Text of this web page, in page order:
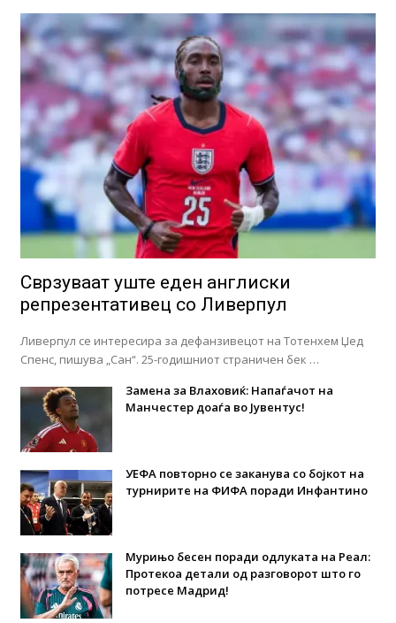
Сврзуваат уште еден англиски
репрезентативец со Ливерпул
Ливерпул се интересира за дефанзивецот на Тотенхем Џед
Спенс, пишува „Сан“. 25-годишниот страничен бек …
Замена за Влаховиќ: Напаѓачот на
Манчестер доаѓа во Јувентус!
УЕФА повторно се заканува со бојкот на
турнирите на ФИФА поради Инфантино
Мурињо бесен поради одлуката на Реал:
Протекоа детали од разговорот што го
потресе Мадрид!